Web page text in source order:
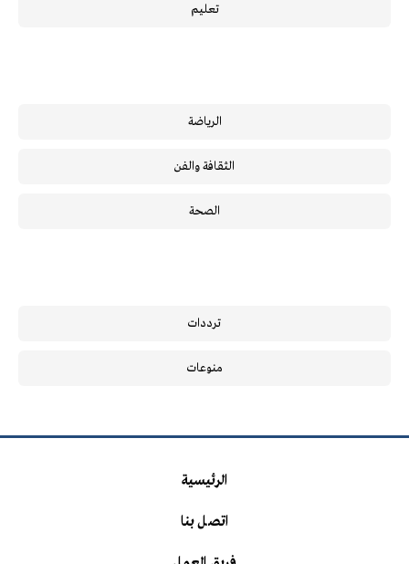
تعليم
الرياضة
الثقافة والفن
الصحة
ترددات
منوعات
الرئيسية
اتصل بنا